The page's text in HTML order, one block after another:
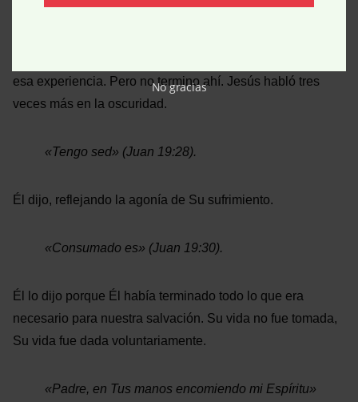
abandonado?»(Mateo 27:46; Marcos 15:33).
esa experiencia. Pero no termino ahí. Jesús habló tres
veces más en la oscuridad.
«Tengo sed» (Juan 19:28).
Él dijo, reflejando la agonía de Su sufrimiento.
«Consumado es» (Juan 19:30).
Él lo dijo porque Él había terminado todo lo que era
necesario para nuestra salvación. Su vida no fue tomada,
Su vida fue dada voluntariamente.
«Padre, en Tus manos encomiendo mi Espíritu»
No gracias